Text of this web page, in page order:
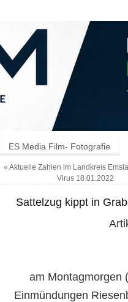
ES Media Film- Fotografie
« Aktuelle Zahlen im Landkreis
Virus 18.01.2022
Sattelzug kippt in
am Montagmorgen
Einmündungen